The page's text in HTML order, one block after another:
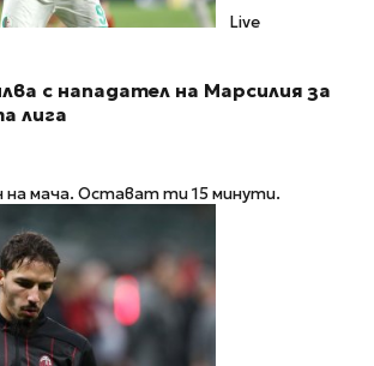
Live
с нападател на Марсилия за
лига
на мача. Остават ти 15 минути.